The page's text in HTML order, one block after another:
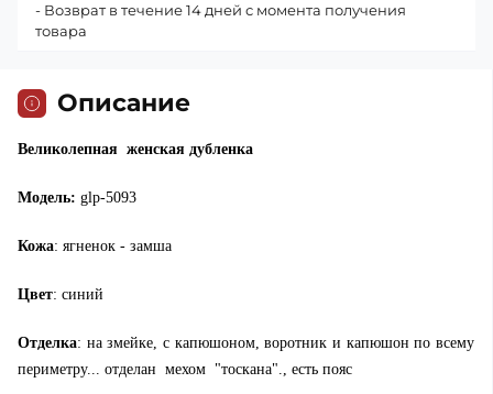
Описание
Великолепная женская дубленка
Модель: glp-5093
Кожа: ягненок - замша
Цвет: синий
Отделка: на змейке, с капюшоном, воротник и капюшон по всему
периметру... отделан мехом "тоскана"., есть пояс
- Возврат в течение 14 дней с момента получения
товара